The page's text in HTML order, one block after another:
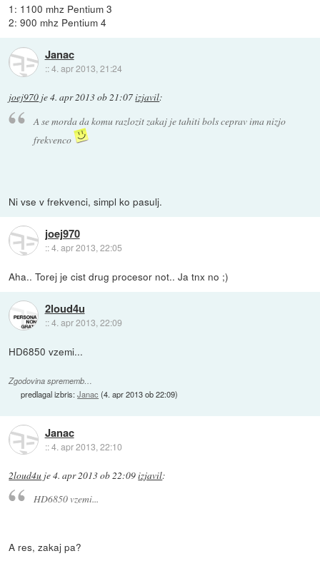
1: 1100 mhz Pentium 3
2: 900 mhz Pentium 4
Janac
::4. apr 2013, 21:24
joej970 je4. apr 2013 ob 21:07izjavil:
A se morda da komu razlozit zakaj je tahiti bols ceprav ima nizjo
frekvenco
Ni vse v frekvenci, simpl ko pasulj.
joej970
::4. apr 2013, 22:05
Aha.. Torej je cist drug procesor not.. Ja tnx no ;)
2loud4u
::4. apr 2013, 22:09
HD6850 vzemi...
Zgodovina sprememb…
predlagal izbris:Janac (4. apr 2013 ob 22:09)
Janac
::4. apr 2013, 22:10
2loud4u je4. apr 2013 ob 22:09izjavil:
HD6850 vzemi...
A res, zakaj pa?